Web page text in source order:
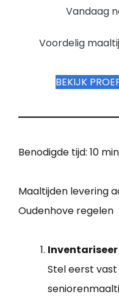
Vandaag
Voordelig
BEKIJK
Benodigde tijd: 10
Maaltijden levering
Oudenhove regelen
Inventariseer
Stel eerst